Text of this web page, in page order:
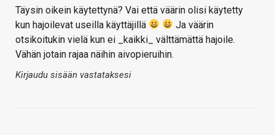
Täysin oikein käytettynä? Vai että väärin olisi käytetty
kun hajoilevat useilla käyttäjillä
Ja väärin
otsikoitukin vielä kun ei _kaikki_ välttämättä hajoile.
Vähän jotain rajaa näihin aivopieruihin.
Kirjaudu sisään vastataksesi